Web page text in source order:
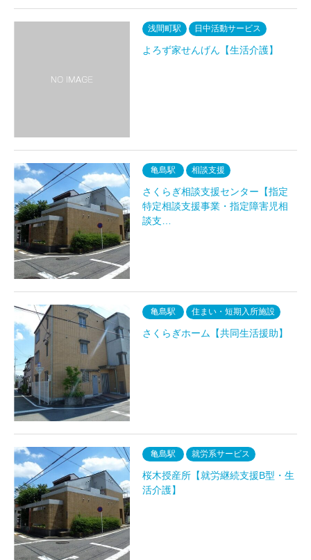
浅間町駅 日中活動サービス
よろず家せんげん【生活介護】
亀島駅 相談支援
さくらぎ相談支援センター【指定
特定相談支援事業・指定障害児相
談支…
亀島駅 住まい・短期入所施設
さくらぎホーム【共同生活援助】
亀島駅 就労系サービス
桜木授産所【就労継続支援B型・生
活介護】